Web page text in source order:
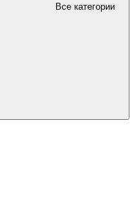
Все категории